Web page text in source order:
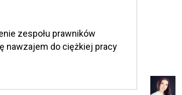
zespołu prawników
nawzajem do ciężkiej pracy